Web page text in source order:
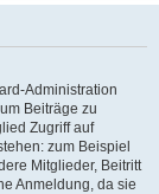
Administration
Beiträge zu
Zugriff auf
zum Beispiel
Mitglieder, Beitritt
Anmeldung, da sie